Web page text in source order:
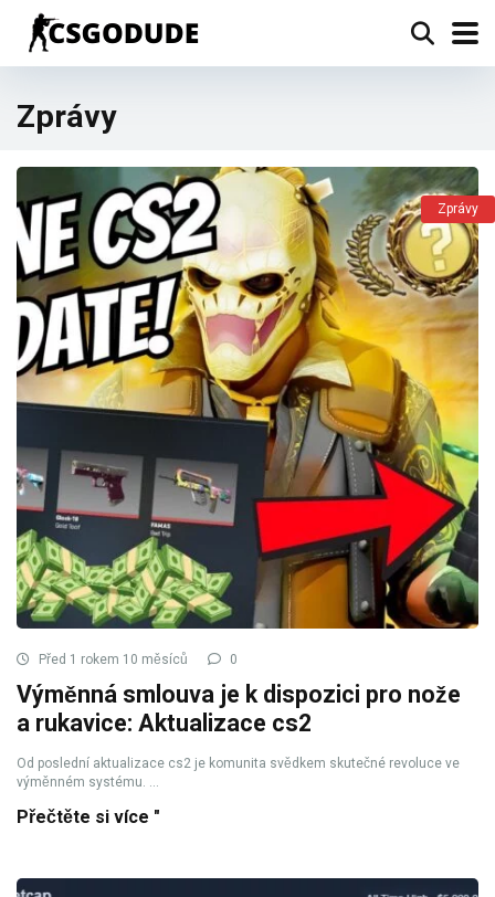
Zprávy
Zprávy
Před 1 rokem 10 měsíců 0
Výměnná smlouva je k dispozici pro nože
a rukavice: Aktualizace cs2
Od poslední aktualizace cs2 je komunita svědkem skutečné revoluce ve
výměnném systému. ...
Přečtěte si více "